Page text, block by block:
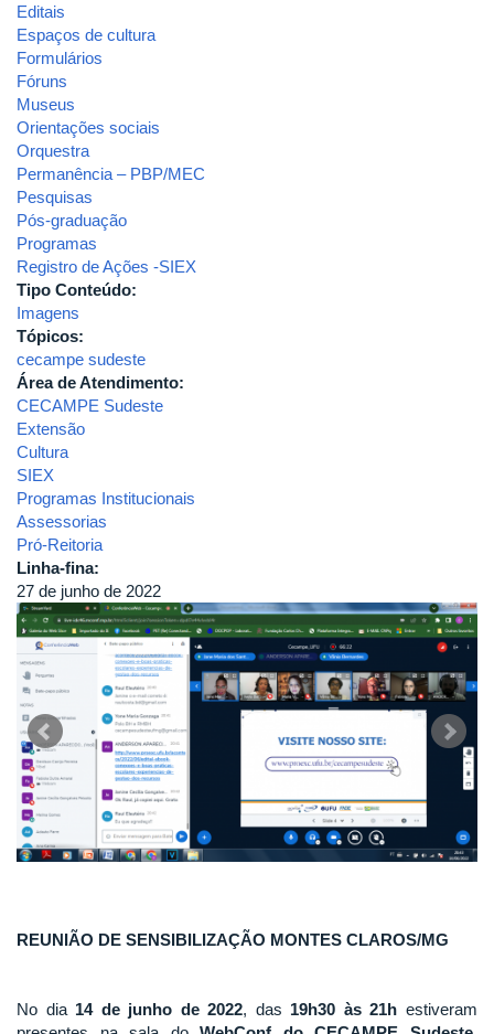
Editais
Espaços de cultura
Formulários
Fóruns
Museus
Orientações sociais
Orquestra
Permanência – PBP/MEC
Pesquisas
Pós-graduação
Programas
Registro de Ações -SIEX
Tipo Conteúdo:
Imagens
Tópicos:
cecampe sudeste
Área de Atendimento:
CECAMPE Sudeste
Extensão
Cultura
SIEX
Programas Institucionais
Assessorias
Pró-Reitoria
Linha-fina:
27 de junho de 2022
REUNIÃO DE SENSIBILIZAÇÃO MONTES CLAROS/MG
No dia 14 de junho de 2022, das 19h30 às 21h estiveram